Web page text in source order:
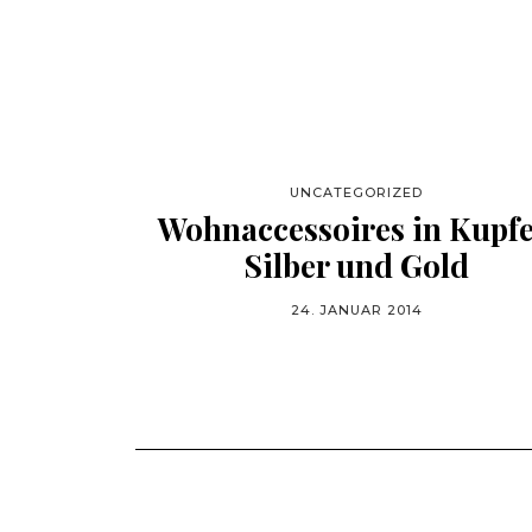
UNCATEGORIZED
Wohnaccessoires in
Silber und Gold
24. JANUAR 2014